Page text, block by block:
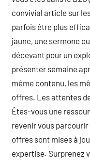
convivial article sur
parfois être plus
jaune, une sermone
décevant pour un
présenter semaine
même contenu, les
offres. Les attentes
Êtes-vous une
revenir vous parcourir
offres sont mises à
expertise. Surprenez